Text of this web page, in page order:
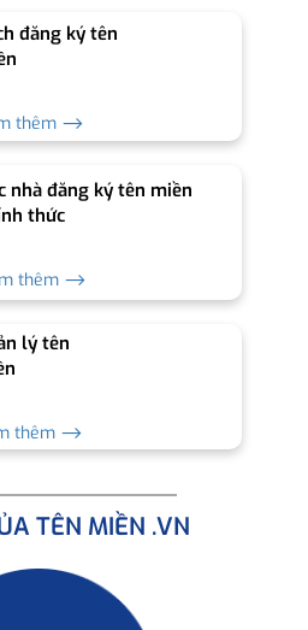
đăng ký tên
thêm ⟶
nhà đăng ký tên miền
thức
thêm ⟶
lý tên
thêm ⟶
TÊN MIỀN .VN